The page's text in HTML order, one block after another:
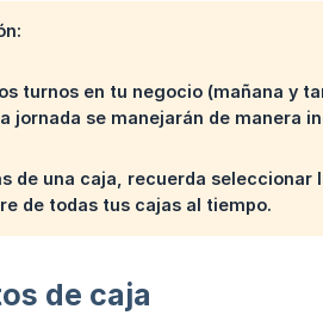
turnos en tu negocio (mañana
jornada se manejarán de manera
de una caja, recuerda
de todas tus cajas al tiempo.
de caja